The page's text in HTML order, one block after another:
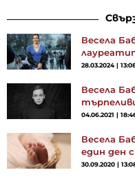
Весела
28.03.2024 |
Весела
04.06.2021 |
Весела
един ден
30.09.2020 |